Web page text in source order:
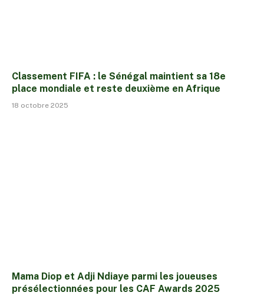
Classement FIFA : le Sénégal maintient sa 18e
place mondiale et reste deuxième en Afrique
18 octobre 2025
Mama Diop et Adji Ndiaye parmi les joueuses
présélectionnées pour les CAF Awards 2025